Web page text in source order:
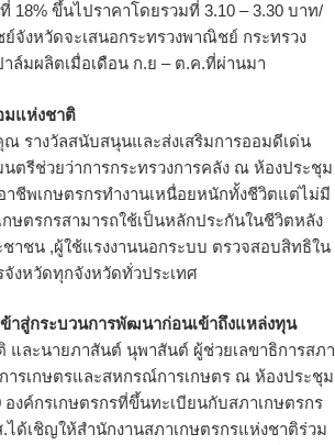
ขึ้นไปราคาโดยรวมที่ 3.10 – 3.30 บาท/
งหวัดจะเสนอกระทรวงพาณิชย์ กระทรวง
ล์มผลิตเมื่อเดือน ก.ย – ต.ค.ที่ผ่านมา
มแห่งชาติ
รางวัลสนับสนุนและส่งเสริมการออมดีเด่น
ตรีช่วยว่าการกระทรวงการคลัง ณ ห้องประชุม
าชีพเกษตรกรทำงานเหนื่อยหนักทั้งชีวิตแต่ไม่มี
ษตรกรสามารถใช้เป็นหลักประกันในชีวิตหลัง
าชน ,ผู้ใช้แรงงานนอกระบบ ตรวจสอบสิทธิใน
จังหวัดทุกจังหวัดทั่วประเทศ
ข้าสู่กระบวนการพัฒนาก่อนเข้าถึงแหล่งทุน
และนายภาสันต์ นุพาสันต์ ผู้ช่วยเลขาธิการสภา
รเกษตรและสหกรณ์การเกษตร ณ ห้องประชุม
งค์กรเกษตรกรที่ขึ้นทะเบียนกับสภาเกษตรกร
ด้เชิญให้สำนักงานสภาเกษตรกรแห่งชาติร่วม